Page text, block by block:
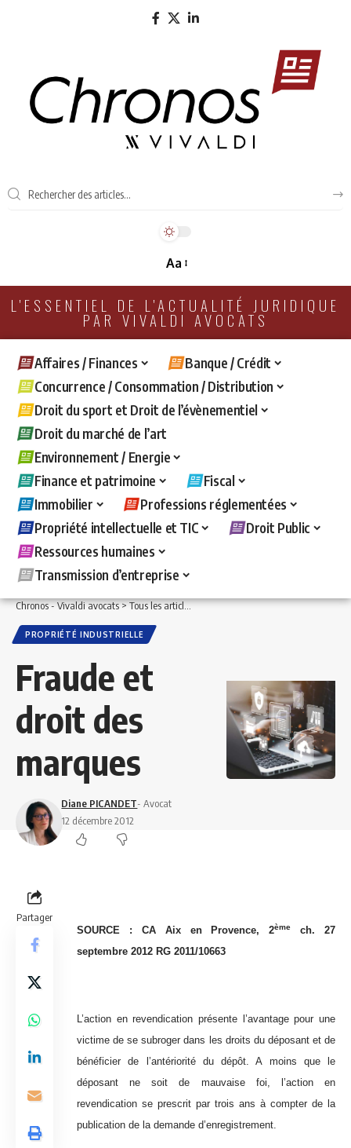
Aa
L'ESSENTIEL DE L'ACTUALITÉ JURIDIQUE
PAR VIVALDI AVOCATS
Affaires / Finances
Banque / Crédit
Concurrence / Consommation / Distribution
Droit du sport et Droit de l’évènementiel
Droit du marché de l’art
Environnement / Energie
Finance et patrimoine
Fiscal
Immobilier
Professions réglementées
Propriété intellectuelle et TIC
Droit Public
Ressources humaines
Transmission d’entreprise
Chronos - Vivaldi avocats>Tous les articles >Propriété intellectuelle et TIC>
PROPRIÉTÉ INDUSTRIELLE
Fraude et
droit des
marques
Diane PICANDET- Avocat
12 décembre 2012
Partager
SOURCE : CA Aix en Provence, 2ème
ch. 27
septembre 2012 RG 2011/10663
L’action en revendication présente l’avantage pour une
victime de se subroger dans les droits du déposant et de
bénéficier de l’antériorité du dépôt. A moins que le
déposant ne soit de mauvaise foi, l’action en
revendication se prescrit par trois ans à compter de la
publication de la demande d’enregistrement.